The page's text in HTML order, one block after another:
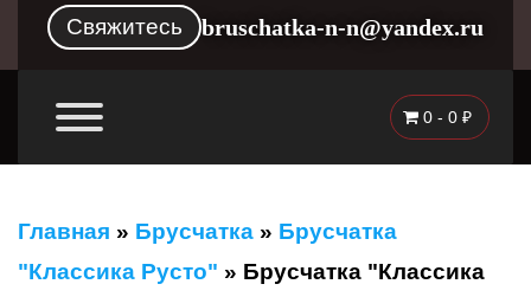
Свяжитесь bruschatka-n-n@yandex.ru
0 - 0 ₽
Главная » Брусчатка » Брусчатка
"Классика Русто" » Брусчатка "Классика